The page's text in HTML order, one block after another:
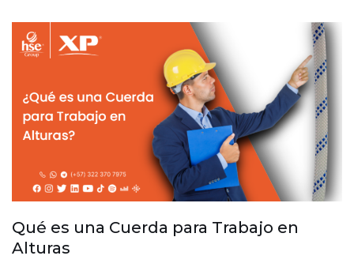
Qué es una Cuerda para Trabajo en
Alturas